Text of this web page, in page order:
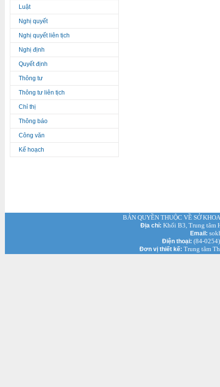
Luật
Nghị quyết
Nghị quyết liên tịch
Nghị định
Quyết định
Thông tư
Thông tư liên tịch
Chỉ thị
Thông báo
Công văn
Kế hoạch
BẢN QUYỀN THUỘC VỀ SỞ
Địa chỉ: Khối B3, Trung tâm
Email:
Điện thoại: (84-
Đơn vị thiết kế: Trung tâm